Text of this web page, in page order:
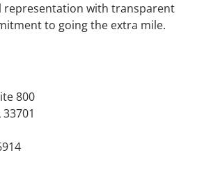
representation with transparent
to going the extra mile.
800